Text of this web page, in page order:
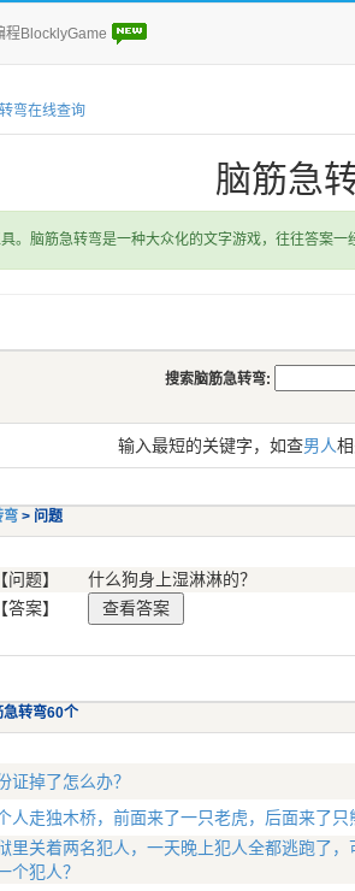
程BlocklyGame
弯在线查询
脑筋急
。脑筋急转弯是一种大众化的文字游戏，往往答案一
搜索脑筋急转弯:
输入最短的关键字，如查男人
弯> 问题
【问题】
什么狗身上湿淋淋的？
【答案】
急转弯60个
证掉了怎么办？
人走独木桥，前面来了一只老虎，后面来了只
里关着两名犯人，一天晚上犯人全都逃跑了
个犯人？